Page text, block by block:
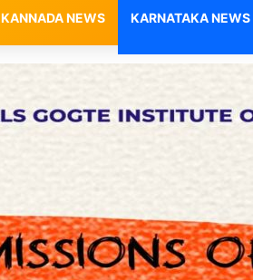
KANNADA NEWS KARNATAKA NEWS